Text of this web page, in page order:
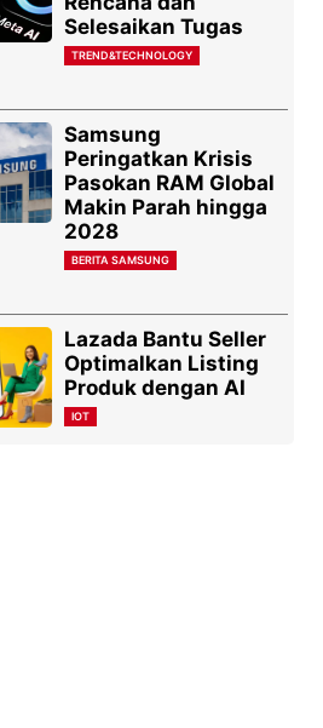
Selesaikan Tugas
TREND&TECHNOLOGY
Samsung
Peringatkan Krisis
Pasokan RAM Global
Makin Parah hingga
2028
BERITA SAMSUNG
Lazada Bantu Seller
Optimalkan Listing
Produk dengan AI
IOT